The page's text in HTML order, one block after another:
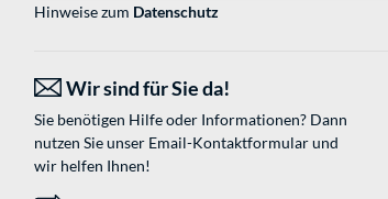
Hinweise zum Datenschutz
Wir sind für Sie da!
Sie benötigen Hilfe oder Informationen? Dann
nutzen Sie unser Email-Kontaktformularund
wir helfen Ihnen!